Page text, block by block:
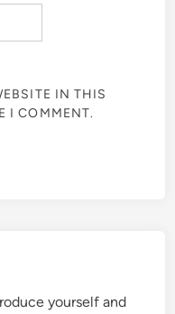
IN THIS
I COMMENT.
yourself and